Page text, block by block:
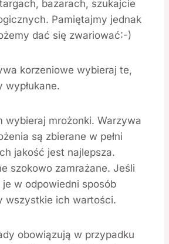
bazarach, szukajcie
Pamiętajmy jednak
dać się zwariować:-)
korzeniowe wybieraj te,
wypłukane.
wybieraj mrożonki. Warzywa
są zbierane w pełni
jakość jest najlepsza.
szokowo zamrażane. Jeśli
w odpowiedni sposób
wszystkie ich wartości.
obowiązują w przypadku